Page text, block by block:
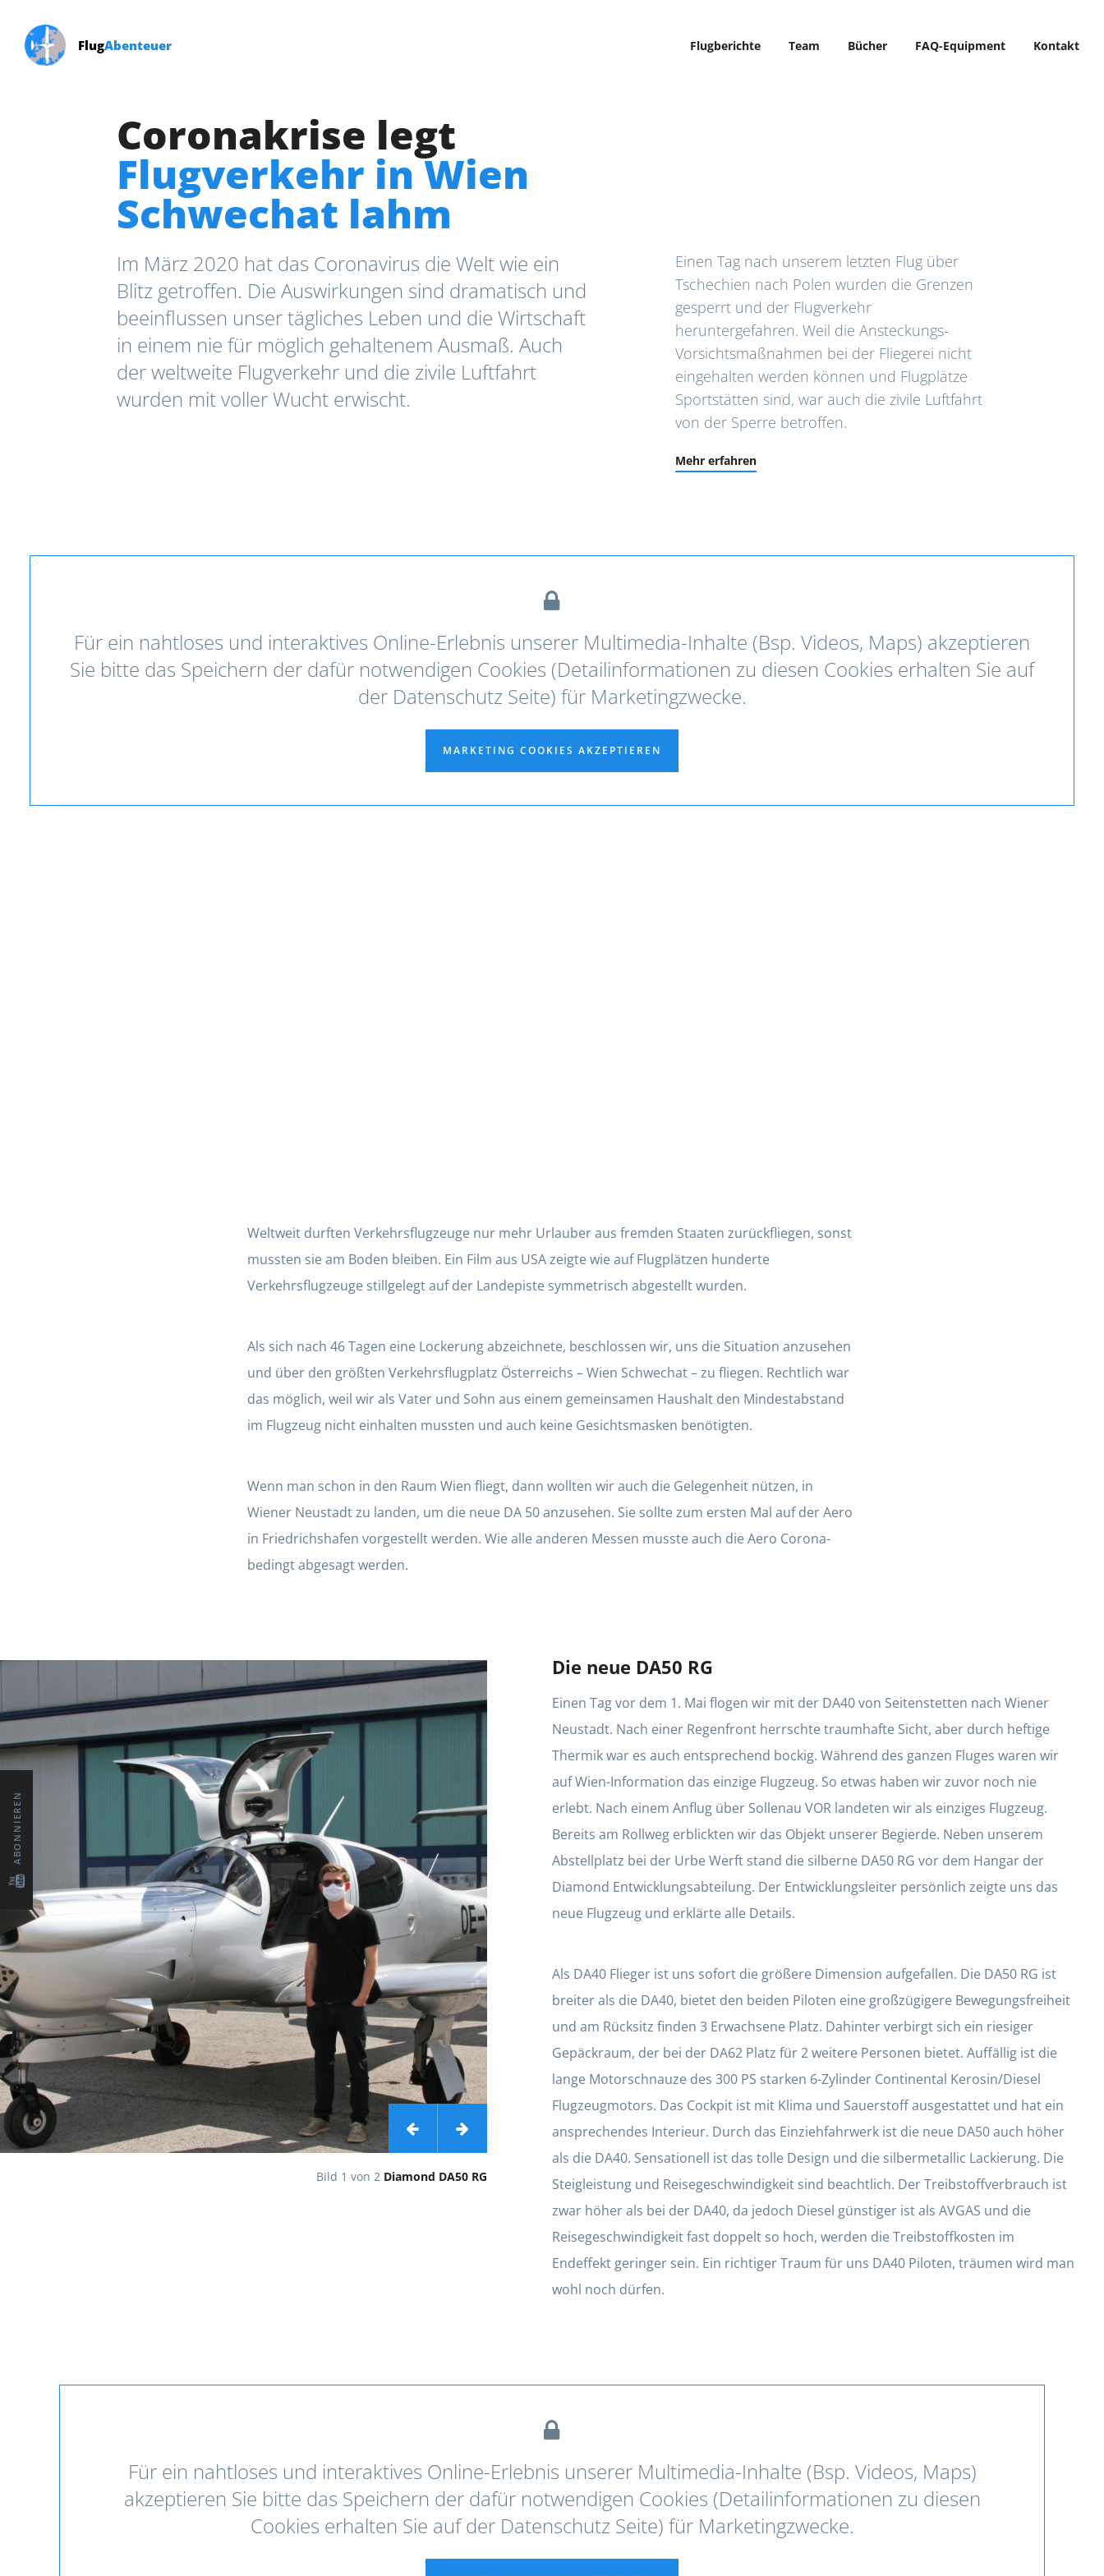
FlugAbenteuer Flugberichte Team Bücher FAQ-Equipment Kontakt
Coronakrise legt
Flugverkehr in Wien
Schwechat lahm
Im März 2020 hat das Coronavirus die Welt wie ein
Blitz getroffen. Die Auswirkungen sind dramatisch und
beeinflussen unser tägliches Leben und die Wirtschaft
in einem nie für möglich gehaltenem Ausmaß. Auch
der weltweite Flugverkehr und die zivile Luftfahrt
wurden mit voller Wucht erwischt.
Einen Tag nach unserem letzten Flug über
Tschechien nach Polen wurden die Grenzen
gesperrt und der Flugverkehr
heruntergefahren. Weil die Ansteckungs-
Vorsichtsmaßnahmen bei der Fliegerei nicht
eingehalten werden können und Flugplätze
Sportstätten sind, war auch die zivile Luftfahrt
von der Sperre betroffen.
Mehr erfahren
Für ein nahtloses und interaktives Online-Erlebnis unserer Multimedia-Inhalte (Bsp. Videos, Maps) akzeptieren
Sie bitte das Speichern der dafür notwendigen Cookies (Detailinformationen zu diesen Cookies erhalten Sie auf
der Datenschutz Seite) für Marketingzwecke.
MARKETING COOKIES AKZEPTIEREN
ABONNIEREN
Weltweit durften Verkehrsflugzeuge nur mehr Urlauber aus fremden Staaten zurückfliegen, sonst
mussten sie am Boden bleiben. Ein Film aus USA zeigte wie auf Flugplätzen hunderte
Verkehrsflugzeuge stillgelegt auf der Landepiste symmetrisch abgestellt wurden.
Als sich nach 46 Tagen eine Lockerung abzeichnete, beschlossen wir, uns die Situation anzusehen
und über den größten Verkehrsflugplatz Österreichs – Wien Schwechat – zu fliegen. Rechtlich war
das möglich, weil wir als Vater und Sohn aus einem gemeinsamen Haushalt den Mindestabstand
im Flugzeug nicht einhalten mussten und auch keine Gesichtsmasken benötigten.
Wenn man schon in den Raum Wien fliegt, dann wollten wir auch die Gelegenheit nützen, in
Wiener Neustadt zu landen, um die neue DA 50 anzusehen. Sie sollte zum ersten Mal auf der Aero
in Friedrichshafen vorgestellt werden. Wie alle anderen Messen musste auch die Aero Corona-
bedingt abgesagt werden.
Bild 1 von 2 Diamond DA50 RG Bild 2 von 2 Diamond DA50 RG
Die neue DA50 RG
Einen Tag vor dem 1. Mai flogen wir mit der DA40 von Seitenstetten nach Wiener
Neustadt. Nach einer Regenfront herrschte traumhafte Sicht, aber durch heftige
Thermik war es auch entsprechend bockig. Während des ganzen Fluges waren wir
auf Wien-Information das einzige Flugzeug. So etwas haben wir zuvor noch nie
erlebt. Nach einem Anflug über Sollenau VOR landeten wir als einziges Flugzeug.
Bereits am Rollweg erblickten wir das Objekt unserer Begierde. Neben unserem
Abstellplatz bei der Urbe Werft stand die silberne DA50 RG vor dem Hangar der
Diamond Entwicklungsabteilung. Der Entwicklungsleiter persönlich zeigte uns das
neue Flugzeug und erklärte alle Details.
Als DA40 Flieger ist uns sofort die größere Dimension aufgefallen. Die DA50 RG ist
breiter als die DA40, bietet den beiden Piloten eine großzügigere Bewegungsfreiheit
und am Rücksitz finden 3 Erwachsene Platz. Dahinter verbirgt sich ein riesiger
Gepäckraum, der bei der DA62 Platz für 2 weitere Personen bietet. Auffällig ist die
lange Motorschnauze des 300 PS starken 6-Zylinder Continental Kerosin/Diesel
Flugzeugmotors. Das Cockpit ist mit Klima und Sauerstoff ausgestattet und hat ein
ansprechendes Interieur. Durch das Einziehfahrwerk ist die neue DA50 auch höher
als die DA40. Sensationell ist das tolle Design und die silbermetallic Lackierung. Die
Steigleistung und Reisegeschwindigkeit sind beachtlich. Der Treibstoffverbrauch ist
zwar höher als bei der DA40, da jedoch Diesel günstiger ist als AVGAS und die
Reisegeschwindigkeit fast doppelt so hoch, werden die Treibstoffkosten im
Endeffekt geringer sein. Ein richtiger Traum für uns DA40 Piloten, träumen wird man
wohl noch dürfen.
Für ein nahtloses und interaktives Online-Erlebnis unserer Multimedia-Inhalte (Bsp. Videos, Maps)
akzeptieren Sie bitte das Speichern der dafür notwendigen Cookies (Detailinformationen zu diesen
Cookies erhalten Sie auf der Datenschutz Seite) für Marketingzwecke.